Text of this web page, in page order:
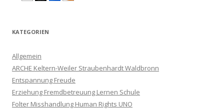
KATEGORIEN
Allgemein
ARCHE Keltern-Weiler Straubenhardt Waldbronn
Entspannung Freude
Erziehung Fremdbetreuung Lernen Schule
Folter Misshandlung Human Rights UNO